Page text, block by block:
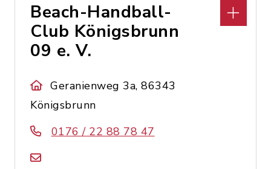
Beach-Handball-
Club Königsbrunn
09 e. V.
Geranienweg 3a, 86343
Königsbrunn
0176 / 22 88 78 47